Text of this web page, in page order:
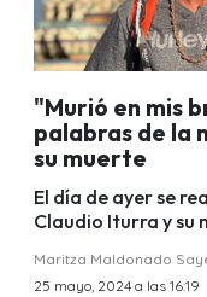
"Murió en mis
palabras de la
su muerte
El día de ayer se
Claudio Iturra y su
Maritza Maldonado
25 mayo, 2024 a las 16:19